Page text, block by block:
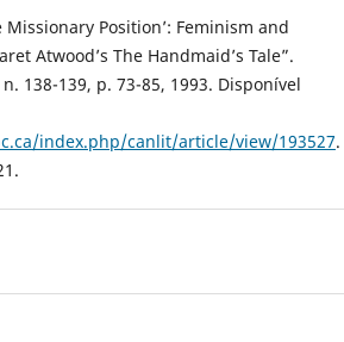
Missionary Position’: Feminism and
Atwood’s The Handmaid’s Tale”.
138-139, p. 73-85, 1993. Disponível
index.php/canlit/article/view/193527.